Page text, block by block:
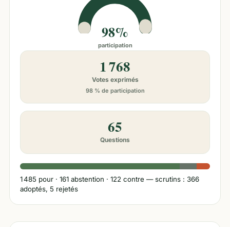
98%
participation
1 768
Votes exprimés
98 % de participation
65
Questions
1 485 pour · 161 abstention · 122 contre — scrutins : 366
adoptés, 5 rejetés